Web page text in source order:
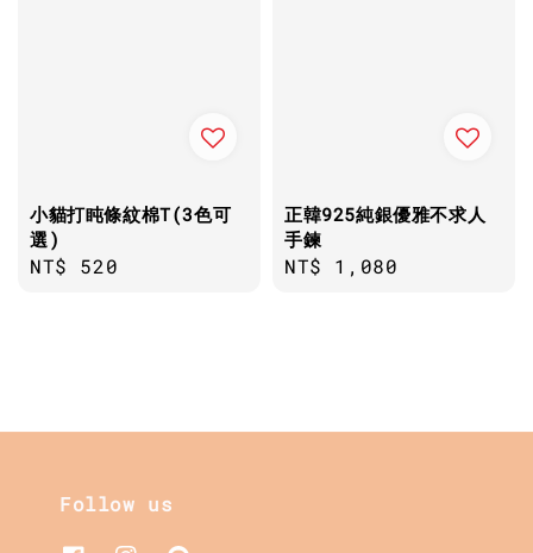
小貓打盹條紋棉T(3色可
選)
Regular
NT$ 520
正韓925純銀優雅不求人
手鍊
Regular
NT$ 1,080
Follow us